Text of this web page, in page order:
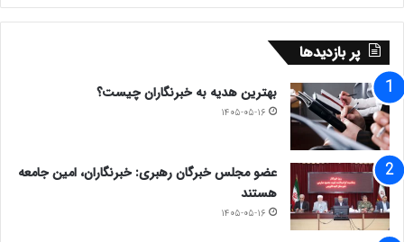
همیشه در وجود آدمی و همراه آدمی هست بنابراین :
هیچکس تنها نیست .
WWW.ULKAMIZ.IR
پر بازدیدها
بهترین هدیه به خبرنگاران چیست؟
۱۴۰۵-۰۵-۱۶
عضو مجلس خبرگان رهبری: خبرنگاران، امین جامعه
هستند
۱۴۰۵-۰۵-۱۶